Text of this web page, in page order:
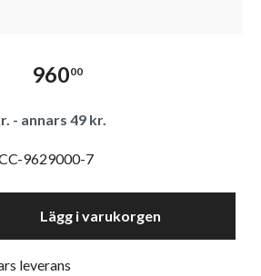
96000
- annars 49 kr.
9629000-7
Lägg i varukorgen
leverans